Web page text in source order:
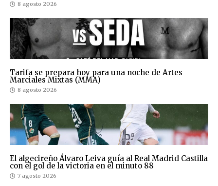
8 agosto 2026
Tarifa se prepara hoy para una noche de Artes
Marciales Mixtas (MMA)
8 agosto 2026
El algecireño Álvaro Leiva guía al Real Madrid Castilla
con el gol de la victoria en el minuto 88
7 agosto 2026